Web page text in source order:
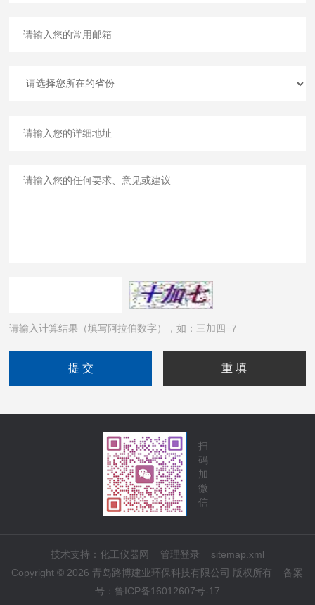
请输入计算结果（填写阿拉伯数字），如：三加四=7
扫
码
加
微
信
技术支持： 化工仪器网 管理登录
sitemap.xml
Copyright © 2026 青岛路博建业环保科技有限公司 版权所有 备案
号： 鲁ICP备16012607号-17